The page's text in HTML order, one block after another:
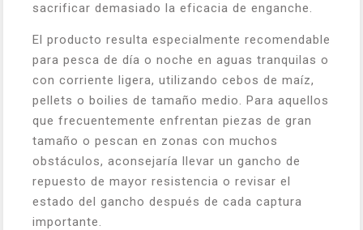
sacrificar demasiado la eficacia de enganche.
El producto resulta especialmente recomendable
para pesca de día o noche en aguas tranquilas o
con corriente ligera, utilizando cebos de maíz,
pellets o boilies de tamaño medio. Para aquellos
que frecuentemente enfrentan piezas de gran
tamaño o pescan en zonas con muchos
obstáculos, aconsejaría llevar un gancho de
repuesto de mayor resistencia o revisar el
estado del gancho después de cada captura
importante.